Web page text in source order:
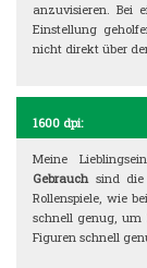
anzuvisieren. Bei
Einstellung
nicht direkt über
1600 dpi:
Meine
Gebrauchsind die
Rollenspiele, wie
schnell genug,
Figuren schnell